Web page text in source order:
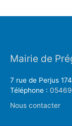
Mairie de
7 rue de Perjus
Téléphone :
Nous contacter